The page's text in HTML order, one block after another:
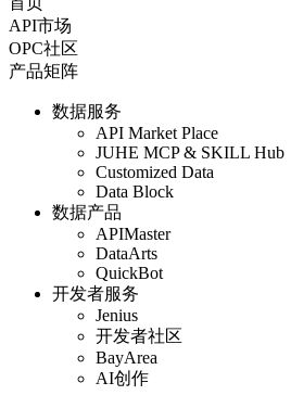
API市场
OPC社区
产品矩阵
数据服务
API Market Place
JUHE MCP & SKILL Hub
Customized Data
Data Block
数据产品
APIMaster
DataArts
QuickBot
开发者服务
Jenius
开发者社区
BayArea
AI创作